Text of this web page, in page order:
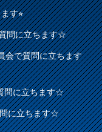
す⭐︎
問に立ちます☆
会で質問に立ちます
問に立ちます☆
に立ちます☆